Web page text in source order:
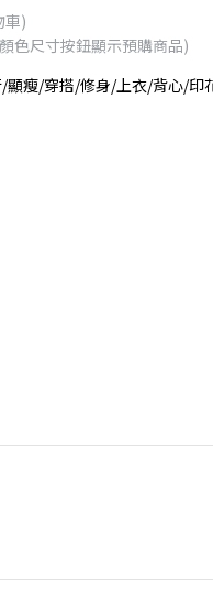
車)
色尺寸按鈕顯示預購商品)
顯瘦/穿搭/修身/上衣/背心/印